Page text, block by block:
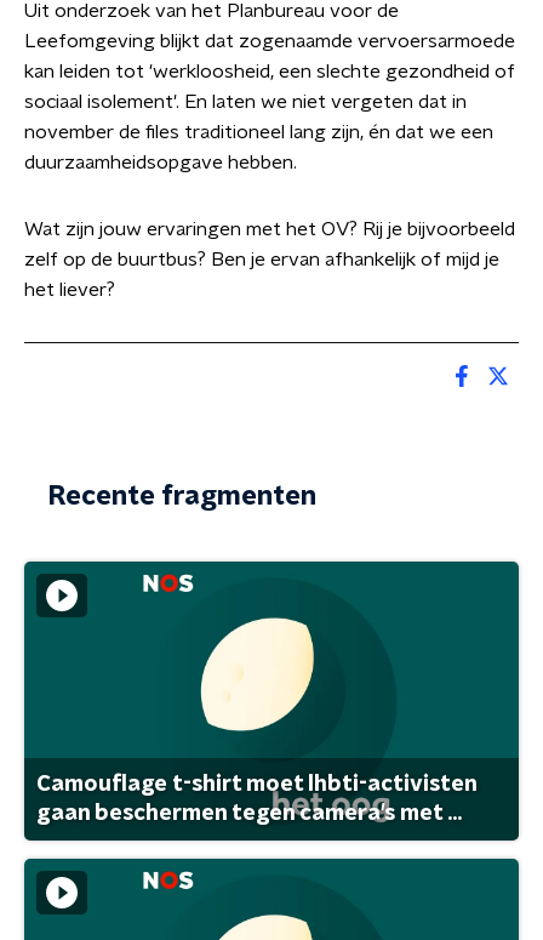
Uit onderzoek van het Planbureau voor de
Leefomgeving blijkt dat zogenaamde vervoersarmoede
kan leiden tot 'werkloosheid, een slechte gezondheid of
sociaal isolement'. En laten we niet vergeten dat in
november de files traditioneel lang zijn, én dat we een
duurzaamheidsopgave hebben.
Wat zijn jouw ervaringen met het OV? Rij je bijvoorbeeld
zelf op de buurtbus? Ben je ervan afhankelijk of mijd je
het liever?
Recente fragmenten
Camouflage t-shirt moet lhbti-activisten
gaan beschermen tegen camera's met ...